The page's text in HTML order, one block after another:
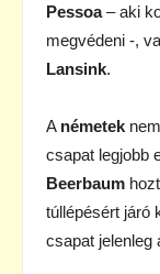
Pessoa– aki
megvédeni -,
Lansink.
A németek
csapat legjobb
Beerbaum
túllépésért járó
csapat jelenleg